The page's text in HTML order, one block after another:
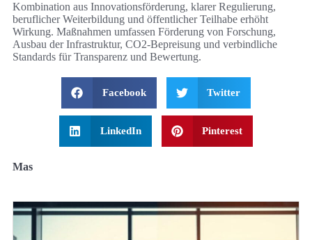
Kombination aus Innovationsförderung, klarer Regulierung,
beruflicher Weiterbildung und öffentlicher Teilhabe erhöht
Wirkung. Maßnahmen umfassen Förderung von Forschung,
Ausbau der Infrastruktur, CO2‑Bepreisung und verbindliche
Standards für Transparenz und Bewertung.
Facebook Twitter
LinkedIn Pinterest
Mas